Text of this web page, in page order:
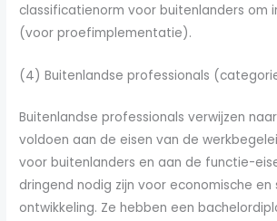
classificatienorm voor buitenlanders om
(voor proefimplementatie).
(4) Buitenlandse professionals
Buitenlandse professionals verwijzen
voldoen aan de eisen van de
voor buitenlanders en aan de functie-
dringend nodig zijn voor economische en
ontwikkeling. Ze hebben een